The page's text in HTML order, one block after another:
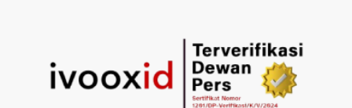
SEA V Cup 2026: Timnas Voli Putri Indonesia Menang
Lawan Vietnam 3-2
Kebakaran Landa Gedung Bapenda DKI Jakarta